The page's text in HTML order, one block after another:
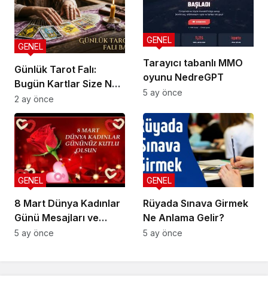
Fiyat Listesi
Günlük Tarot Falı:
Bugün Kartlar Size Ne
Söylüyor?
GENEL
2 ay önce
Tarayıcı tabanlı MMO
oyunu NedreGPT
GENEL
5 ay önce
8 Mart Dünya Kadınlar
Günü Mesajları ve
Sözleri
GENEL
5 ay önce
Rüyada Sınava Girmek
Ne Anlama Gelir?
GENEL
5 ay önce